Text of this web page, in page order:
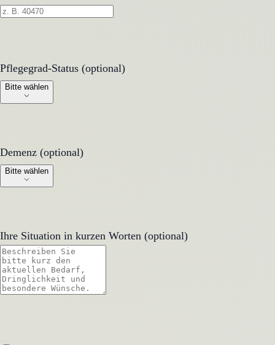
Pflegegrad-Status (optional)
Pflegegrad-Status (optional)
Bitte wählen
Demenz (optional)
Demenz (optional)
Bitte wählen
Ihre Situation in kurzen Worten (optional)